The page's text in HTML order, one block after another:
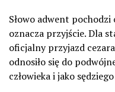
Słowo adwent
oznacza przyjście. Dla
oficjalny przyjazd
odnosiło się do
człowieka i jako